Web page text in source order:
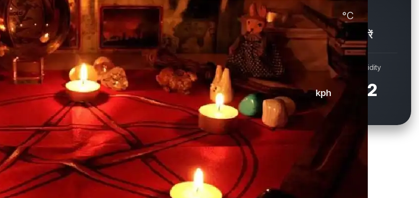
29.9°C
Showers / बौछारें
16.9kph
Humidity
72